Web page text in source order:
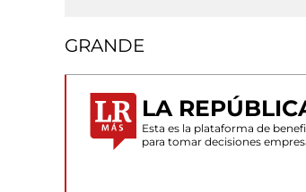
GRANDE
LA
Esta es la plataforma de
para tomar decisiones